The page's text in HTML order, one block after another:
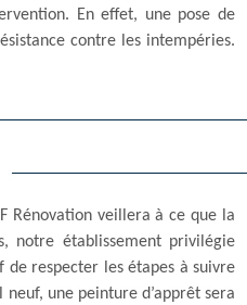
En effet, une pose de
contre les intempéries.
Rénovation veillera à ce que la
notre établissement privilégie
respecter les étapes à suivre
une peinture d’apprêt sera